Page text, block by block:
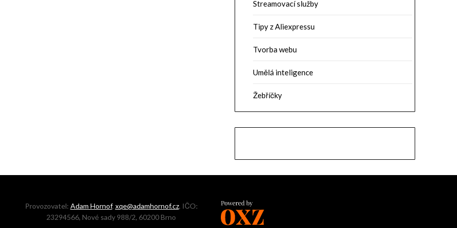
Streamovací služby
Tipy z Aliexpressu
Tvorba webu
Umělá inteligence
Žebříčky
Provozovatel: Adam Hornof, xqe@adamhornof.cz, IČO:
23294566, Nové sady 988/2, 60200 Brno